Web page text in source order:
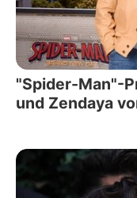
"Spider-Man"-
und Zendaya